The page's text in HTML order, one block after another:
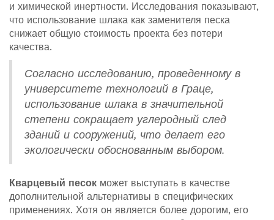
и химической инертности. Исследования показывают,
что использование шлака как заменителя песка
снижает общую стоимость проекта без потери
качества.
Согласно исследованию, проведенному в
университете технологий в Граце,
использование шлака в значительной
степени сокращает углеродный след
зданий и сооружений, что делает его
экологически обоснованным выбором.
Кварцевый песок может выступать в качестве
дополнительной альтернативы в специфических
применениях. Хотя он является более дорогим, его